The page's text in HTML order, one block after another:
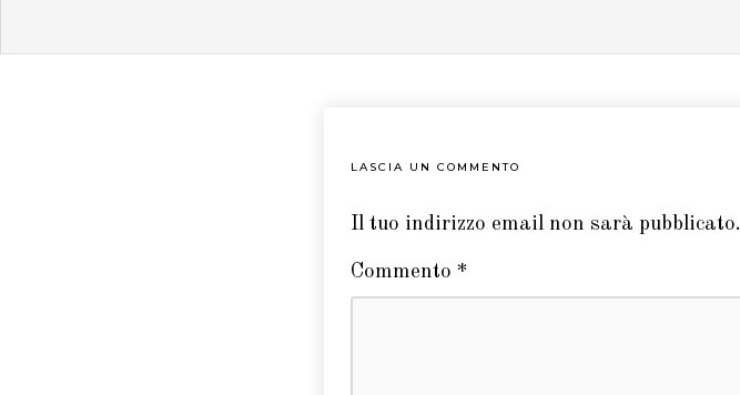
LASCIA UN COMMENTO
Il tuo indirizzo email non sarà pubblicato.
Commento *